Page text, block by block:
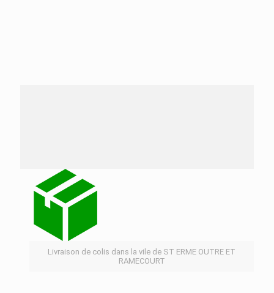
Livraison de colis dans la vile de ST ERME OUTRE ET
RAMECOURT